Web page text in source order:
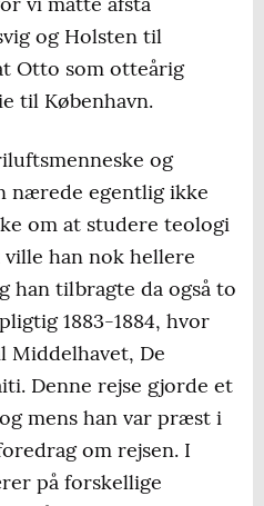
og Holsten til
Otto som otteårig
til København.
og
nærede egentlig ikke
om at studere teologi
han nok hellere
han tilbragte da også to
1883-1884, hvor
Middelhavet, De
Denne rejse gjorde et
mens han var præst i
om rejsen. I
på forskellige